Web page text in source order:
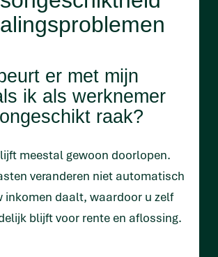
er met mijn
ik als werknemer
raak?
meestal gewoon doorlopen.
veranderen niet automatisch
inkomen daalt, waardoor u zelf
blijft voor rente en aflossing.